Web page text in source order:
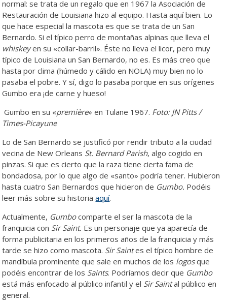
normal: se trata de un regalo que en 1967 la Asociación de
Restauración de Louisiana hizo al equipo. Hasta aquí bien. Lo
que hace especial la mascota es que se trata de un San
Bernardo. Si el típico perro de montañas alpinas que lleva el
whiskeyen su «collar-barril». Éste no lleva el licor, pero muy
típico de Louisiana un San Bernardo, no es. Es más creo que
hasta por clima (húmedo y cálido en NOLA) muy bien no lo
pasaba el pobre. Y sí, digo lo pasaba porque en sus orígenes
Gumbo era ¡de carne y hueso!
Gumbo en su «première» en Tulane 1967. Foto: JN Pitts /
Times-Picayune
Lo de San Bernardo se justificó por rendir tributo a la ciudad
vecina de New Orleans St. Bernard Parish, algo cogido en
pinzas. Si que es cierto que la raza tiene cierta fama de
bondadosa, por lo que algo de «santo» podría tener. Hubieron
hasta cuatro San Bernardos que hicieron de Gumbo. Podéis
leer más sobre su historiaaquí.
Actualmente, Gumbocomparte el ser la mascota de la
franquicia con Sir Saint. Es un personaje que ya aparecía de
forma publicitaria en los primeros años de la franquicia y más
tarde se hizo como mascota. Sir Saintes el típico hombre de
mandíbula prominente que sale en muchos de los logosque
podéis encontrar de los Saints. Podríamos decir que Gumbo
está más enfocado al público infantil y el Sir Saintal público en
general.